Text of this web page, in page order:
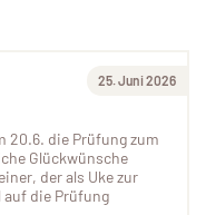
25. Juni 2026
20.6. die Prüfung zum
Glückwünsche
der als Uke zur
die Prüfung